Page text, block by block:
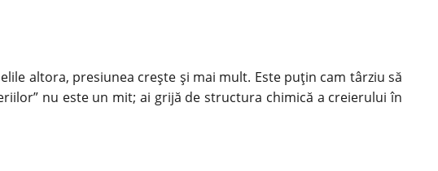
altora, presiunea crește și mai mult. Este puțin cam târziu să
nu este un mit; ai grijă de structura chimică a creierului în